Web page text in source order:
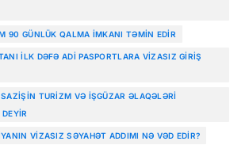
90 GÜNLÜK QALMA IMKANI TƏMIN EDIR
ILK DƏFƏ ADI PASPORTLARA VIZASIZ GIRIŞ
TURIZM VƏ IŞGÜZAR ƏLAQƏLƏRI
VIZASIZ SƏYAHƏT ADDIMI NƏ VƏD EDIR?